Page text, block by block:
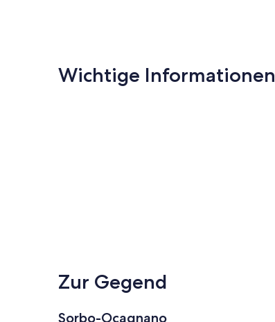
Wichtige Informationen
Zur Gegend
Sorbo-Ocagnano